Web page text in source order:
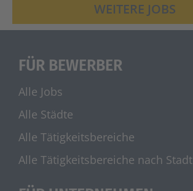
WEITERE JOBS
FÜR BEWERBER
Alle Jobs
Alle Städte
Alle Tätigkeitsbereiche
Alle Tätigkeitsbereiche nach Stadt